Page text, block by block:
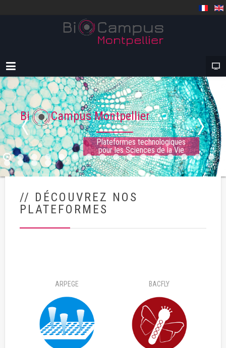
Bi Campus Montpellier
Plateformes technologiques
pour les Sciences de la Vie
// DÉCOUVREZ NOS
PLATEFORMES
ARPEGE BACFLY